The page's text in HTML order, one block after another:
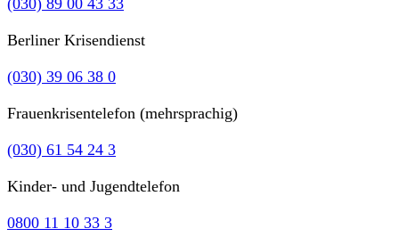
(030) 89 00 43 33
Berliner Krisendienst
(030) 39 06 38 0
Frauenkrisentelefon (mehrsprachig)
(030) 61 54 24 3
Kinder- und Jugendtelefon
0800 11 10 33 3